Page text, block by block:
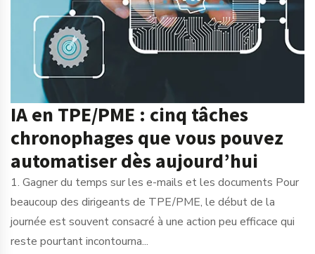
IA en TPE/PME : cinq tâches
chronophages que vous pouvez
automatiser dès aujourd’hui
1. Gagner du temps sur les e-mails et les documents Pour
beaucoup des dirigeants de TPE/PME, le début de la
journée est souvent consacré à une action peu efficace qui
reste pourtant incontourna...